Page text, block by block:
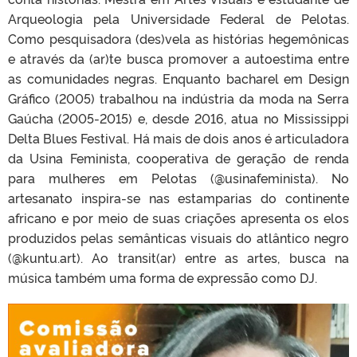
Arqueologia pela Universidade Federal de Pelotas.
Como pesquisadora (des)vela as histórias hegemônicas
e através da (ar)te busca promover a autoestima entre
as comunidades negras. Enquanto bacharel em Design
Gráfico (2005) trabalhou na indústria da moda na Serra
Gaúcha (2005-2015) e, desde 2016, atua no Mississippi
Delta Blues Festival. Há mais de dois anos é articuladora
da Usina Feminista, cooperativa de geração de renda
para mulheres em Pelotas (@usinafeminista). No
artesanato inspira-se nas estamparias do continente
africano e por meio de suas criações apresenta os elos
produzidos pelas semânticas visuais do atlântico negro
(@kuntu.art). Ao transit(ar) entre as artes, busca na
música também uma forma de expressão como DJ.